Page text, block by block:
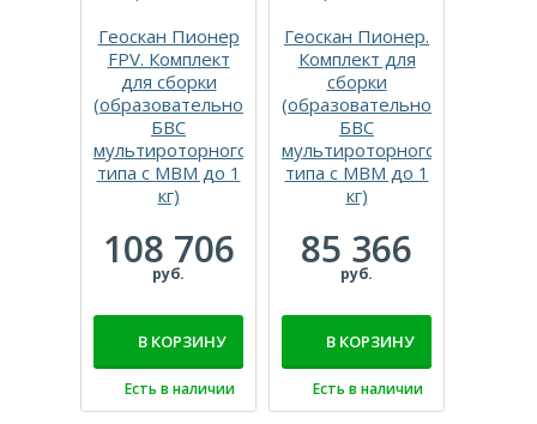
Геоскан Пионер
FPV. Комплект
для сборки
(образовательное
БВС
мультироторного
типа с МВМ до 1
кг)
108 706
руб.
В КОРЗИНУ
Есть в наличии
Геоскан Пионер.
Комплект для
сборки
(образовательное
БВС
мультироторного
типа с МВМ до 1
кг)
85 366
руб.
В КОРЗИНУ
Есть в наличии